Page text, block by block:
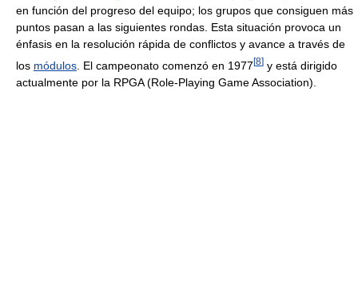
en función del progreso del equipo; los grupos que consiguen más
puntos pasan a las siguientes rondas. Esta situación provoca un
énfasis en la resolución rápida de conflictos y avance a través de
los módulos . El campeonato comenzó en 1977 [8] y está dirigido
actualmente por la RPGA (Role-Playing Game Association).